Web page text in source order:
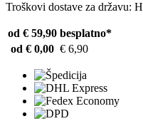
Troškovi dostave za državu:
od € 59,90 besplatno*
od € 0,00 € 6,90